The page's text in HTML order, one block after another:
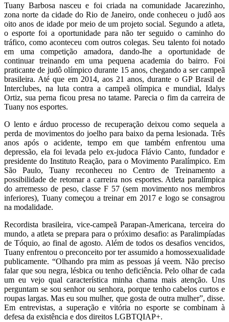
Tuany Barbosa nasceu e foi criada na comunidade Jacarezinho,
zona norte da cidade do Rio de Janeiro, onde conheceu o judô aos
oito anos de idade por meio de um projeto social. Segundo a atleta,
o esporte foi a oportunidade para não ter seguido o caminho do
tráfico, como aconteceu com outros colegas. Seu talento foi notado
em uma competição amadora, dando-lhe a oportunidade de
continuar treinando em uma pequena academia do bairro. Foi
praticante de judô olímpico durante 15 anos, chegando a ser campeã
brasileira. Até que em 2014, aos 21 anos, durante o GP Brasil de
Interclubes, na luta contra a campeã olímpica e mundial, Idalys
Ortiz, sua perna ficou presa no tatame. Parecia o fim da carreira de
Tuany nos esportes.
O lento e árduo processo de recuperação deixou como sequela a
perda de movimentos do joelho para baixo da perna lesionada. Três
anos após o acidente, tempo em que também enfrentou uma
depressão, ela foi levada pelo ex-judoca Flávio Canto, fundador e
presidente do Instituto Reação, para o Movimento Paralímpico. Em
São Paulo, Tuany reconheceu no Centro de Treinamento a
possibilidade de retomar a carreira nos esportes. Atleta paralímpica
do arremesso de peso, classe F 57 (sem movimento nos membros
inferiores), Tuany começou a treinar em 2017 e logo se consagrou
na modalidade.
Recordista brasileira, vice-campeã Parapan-Americana, terceira do
mundo, a atleta se prepara para o próximo desafio: as Paralimpíadas
de Tóquio, ao final de agosto. Além de todos os desafios vencidos,
Tuany enfrentou o preconceito por ter assumido a homossexualidade
publicamente. “Olhando pra mim as pessoas já veem. Não preciso
falar que sou negra, lésbica ou tenho deficiência. Pelo olhar de cada
um eu vejo qual característica minha chama mais atenção. Uns
perguntam se sou senhor ou senhora, porque tenho cabelos curtos e
roupas largas. Mas eu sou mulher, que gosta de outra mulher”, disse.
Em entrevistas, a superação e vitória no esporte se combinam à
defesa da existência e dos direitos LGBTQIAP+.